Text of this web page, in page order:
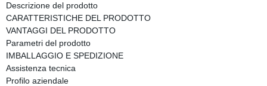
Descrizione del prodotto
CARATTERISTICHE DEL PRODOTTO
VANTAGGI DEL PRODOTTO
Parametri del prodotto
IMBALLAGGIO E SPEDIZIONE
Assistenza tecnica
Profilo aziendale